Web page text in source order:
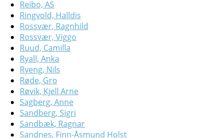
Reibo, AS
Ringvold, Halldis
Rossvær, Ragnhild
Rossvær, Viggo
Ruud, Camilla
Ryall, Anka
Ryeng, Nils
Røde, Gro
Røvik, Kjell Arne
Sagberg, Anne
Sandberg, Sigri
Sandbæk, Ragnar
Sandnes, Finn-Åsmund Holst